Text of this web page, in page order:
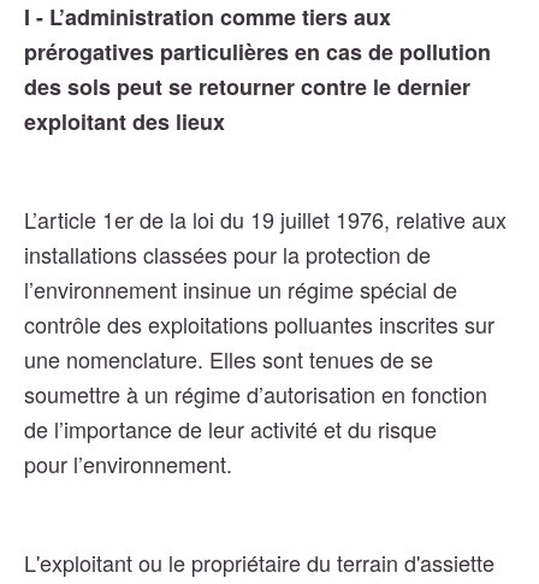
I - L’administration comme tiers aux
prérogatives particulières en cas de pollution
des sols peut se retourner contre le dernier
exploitant des lieux
L’article 1er de la loi du 19 juillet 1976, relative aux
installations classées pour la protection de
l’environnement insinue un régime spécial de
contrôle des exploitations polluantes inscrites sur
une nomenclature. Elles sont tenues de se
soumettre à un régime d’autorisation en fonction
de l’importance de leur activité et du risque
pour l’environnement.
L'exploitant ou le propriétaire du terrain d'assiette